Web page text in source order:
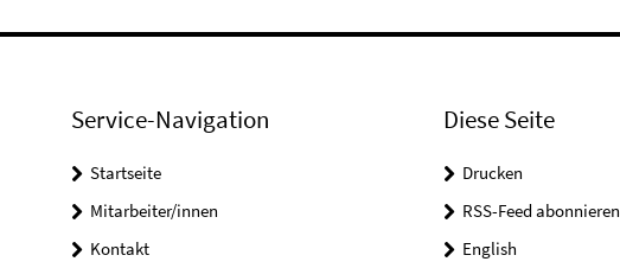
Service-Navigation
Startseite
Mitarbeiter/innen
Kontakt
Diese Seite
Drucken
RSS-Feed abonnieren
English